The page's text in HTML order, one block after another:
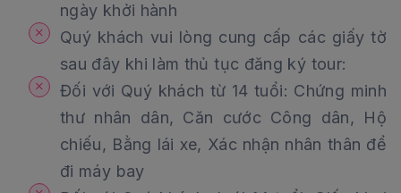
ngày khởi hành
Quý khách vui lòng cung cấp các giấy tờ
sau đây khi làm thủ tục đăng ký tour:
Đối với Quý khách từ 14 tuổi: Chứng minh
thư nhân dân, Căn cước Công dân, Hộ
chiếu, Bằng lái xe, Xác nhận nhân thân để
đi máy bay